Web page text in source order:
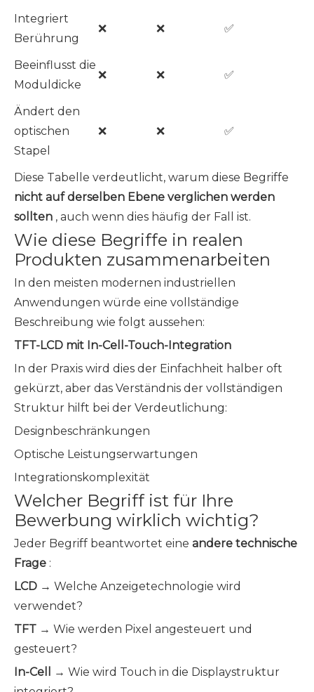
Integriert
Berührung
❌ ❌ ✅
Beeinflusst die
Moduldicke
❌ ❌ ✅
Ändert den
optischen
Stapel
❌ ❌ ✅
Diese Tabelle verdeutlicht, warum diese Begriffe
nicht auf derselben Ebene verglichen werden
sollten , auch wenn dies häufig der Fall ist.
Wie diese Begriffe in realen
Produkten zusammenarbeiten
In den meisten modernen industriellen
Anwendungen würde eine vollständige
Beschreibung wie folgt aussehen:
TFT-LCD mit In-Cell-Touch-Integration
In der Praxis wird dies der Einfachheit halber oft
gekürzt, aber das Verständnis der vollständigen
Struktur hilft bei der Verdeutlichung:
Designbeschränkungen
Optische Leistungserwartungen
Integrationskomplexität
Welcher Begriff ist für Ihre
Bewerbung wirklich wichtig?
Jeder Begriff beantwortet eine andere technische
Frage :
LCD → Welche Anzeigetechnologie wird
verwendet?
TFT → Wie werden Pixel angesteuert und
gesteuert?
In-Cell
→ Wie wird Touch in die Displaystruktur